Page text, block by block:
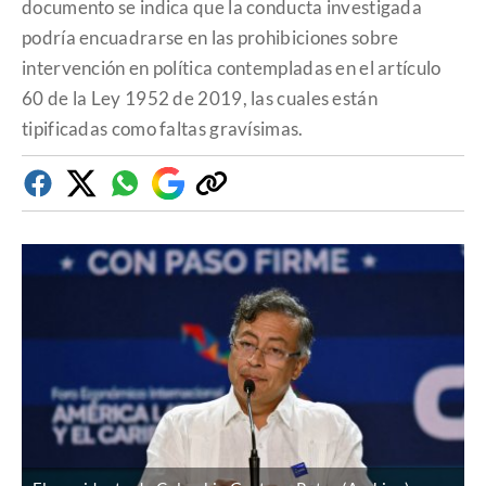
documento se indica que la conducta investigada
podría encuadrarse en las prohibiciones sobre
intervención en política contempladas en el artículo
60 de la Ley 1952 de 2019, las cuales están
tipificadas como faltas gravísimas.
FacebookTwitterWhatsapp
Google
Discover
Copiar
enlace